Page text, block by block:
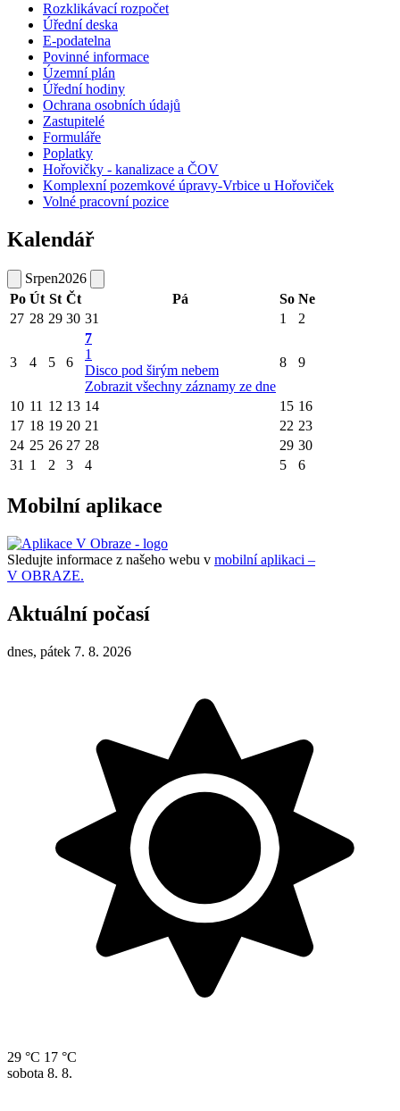
Rozklikávací rozpočet
Úřední deska
E-podatelna
Povinné informace
Územní plán
Úřední hodiny
Ochrana osobních údajů
Zastupitelé
Formuláře
Poplatky
Hořovičky - kanalizace a ČOV
Komplexní pozemkové úpravy-Vrbice u Hořoviček
Volné pracovní pozice
Kalendář
Srpen2026
Po Út St Čt Pá So Ne
27 28 29 30 31 1 2
3 4 5 6
7
1
Disco pod širým nebem
Zobrazit všechny záznamy ze dne
8 9
10 11 12 13 14 15 16
17 18 19 20 21 22 23
24 25 26 27 28 29 30
31 1 2 3 4 5 6
Mobilní aplikace
Sledujte informace z našeho webu v mobilní aplikaci –
V OBRAZE.
Aktuální počasí
dnes, pátek 7. 8. 2026
29 °C 17 °C
sobota 8. 8.